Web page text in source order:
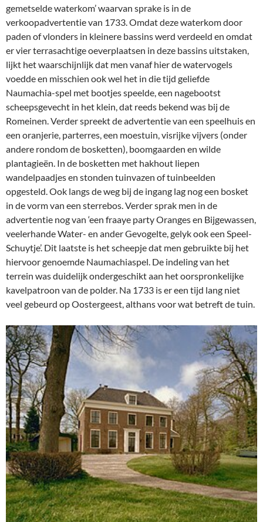
gemetselde waterkom’ waarvan sprake is in de
verkoopadvertentie van 1733. Omdat deze waterkom door
paden of vlonders in kleinere bassins werd verdeeld en omdat
er vier terrasachtige oeverplaatsen in deze bassins uitstaken,
lijkt het waarschijnlijk dat men vanaf hier de watervogels
voedde en misschien ook wel het in die tijd geliefde
Naumachia-spel met bootjes speelde, een nagebootst
scheepsgevecht in het klein, dat reeds bekend was bij de
Romeinen. Verder spreekt de advertentie van een speelhuis en
een oranjerie, parterres, een moestuin, visrijke vijvers (onder
andere rondom de bosketten), boomgaarden en wilde
plantagieën. In de bosketten met hakhout liepen
wandelpaadjes en stonden tuinvazen of tuinbeelden
opgesteld. Ook langs de weg bij de ingang lag nog een bosket
in de vorm van een sterrebos. Verder sprak men in de
advertentie nog van ‘een fraaye party Oranges en Bijgewassen,
veelerhande Water- en ander Gevogelte, gelyk ook een Speel-
Schuytje’. Dit laatste is het scheepje dat men gebruikte bij het
hiervoor genoemde Naumachiaspel. De indeling van het
terrein was duidelijk ondergeschikt aan het oorspronkelijke
kavelpatroon van de polder. Na 1733 is er een tijd lang niet
veel gebeurd op Oostergeest, althans voor wat betreft de tuin.